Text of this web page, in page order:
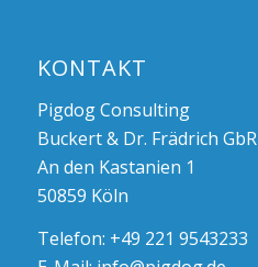
KONTAKT
Pigdog Consulting
Buckert & Dr. Frädrich GbR
An den Kastanien 1
50859 Köln
Telefon: +49 221 9543233